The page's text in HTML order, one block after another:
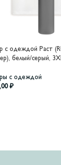
с одеждой Раст
белый/серый,
с одеждой
₽